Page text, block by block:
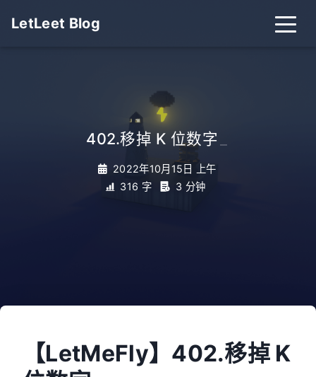
LetLeet Blog
402.移掉 K 位数字
2022年10月15日 上午
316 字
3 分钟
【LetMeFly】402.移掉 K